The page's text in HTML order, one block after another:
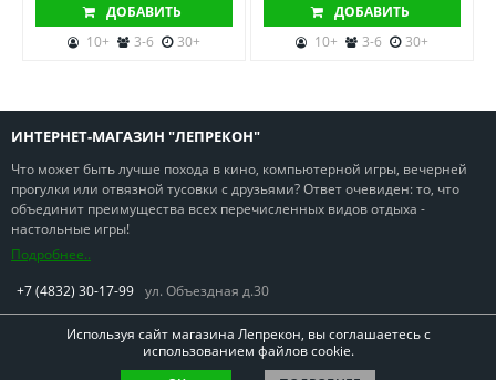
ДОБАВИТЬ
10+
3-6 30+
ДОБАВИТЬ
10+
3-6 30+
ИНТЕРНЕТ-МАГАЗИН "ЛЕПРЕКОН"
Что может быть лучше похода в кино, компьютерной игры, вечерней
прогулки или отвязной тусовки с друзьями? Ответ очевиден: то, что
объединит преимущества всех перечисленных видов отдыха -
настольные игры!
Подробнее..
+7 (4832) 30-17-99 ул. Объездная д.30
Используя сайт магазина Лепрекон, вы соглашаетесь с
использованием файлов cookie.